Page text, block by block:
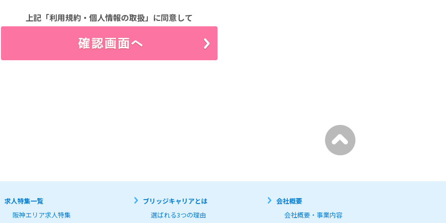
情報について、別途定める「個人情報保護方針」
あたって以下の行為を行わないものとします。
話番号、Eメールアドレス、ファックス番号、職業、学歴、職歴等、個人を識別できる情報を、お問い合わせ回答、当社が行う職
的の範囲内で利用するものとし、次のいずれかに該当する場合を除き、第三者への開示及び提供は行いません。
よる承諾がある場合
報提供者と接触する第三者の生命が危険にさらされる恐れがあると当社が判断した場合
上記「利用規約・個人情報の取扱」に同意して
求人特集一覧
阪神エリア求人特集
ブリッジキャリアとは
選ばれる3つの理由
会社概要
会社概要・事業内容